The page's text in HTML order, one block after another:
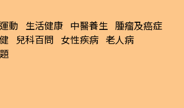
動 生活健康 中醫養生 腫瘤及癌症
兒科百問 女性疾病 老人病